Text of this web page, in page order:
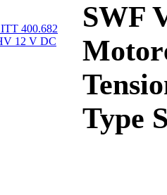
SWF
Type